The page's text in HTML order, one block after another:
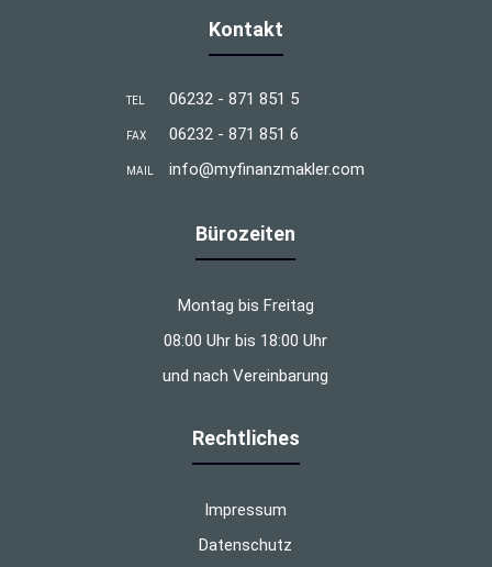
Kontakt
TEL 06232 - 871 851 5
FAX 06232 - 871 851 6
MAIL info@myfinanzmakler.com
Bürozeiten
Montag bis Freitag
08:00 Uhr bis 18:00 Uhr
und nach Vereinbarung
Rechtliches
Impressum
Datenschutz